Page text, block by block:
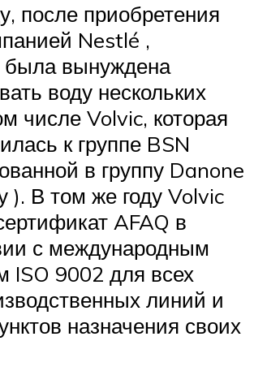
после приобретения
Nestlé ,
была вынуждена
воду нескольких
числе Volvic, которая
к группе BSN
в группу Danone
). В том же году Volvic
AFAQ в
с международным
ISO 9002 для всех
линий и
назначения своих